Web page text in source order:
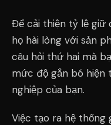
Để cải thiện tỷ lệ giữ
họ hài lòng với sản
câu hỏi thứ hai mà
mức độ gắn bó hiện
nghiệp của bạn.
Việc tạo ra hệ thống